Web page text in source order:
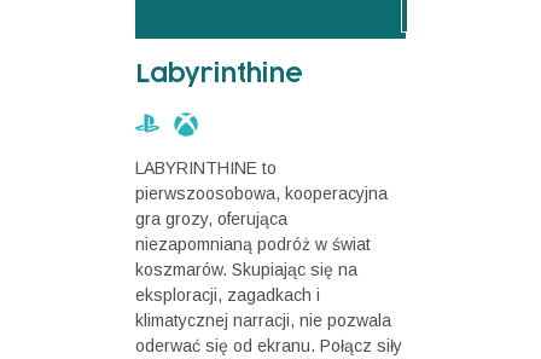
Labyrinthine
LABYRINTHINE to
pierwszoosobowa, kooperacyjna
gra grozy, oferująca
niezapomnianą podróż w świat
koszmarów. Skupiając się na
eksploracji, zagadkach i
klimatycznej narracji, nie pozwala
oderwać się od ekranu. Połącz siły